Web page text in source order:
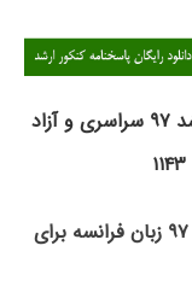
دانلود رایگان سؤالات آزمون کارشناسی ارشد ۹۷ سراسری و آزاد
پاسخنامه کلیدی سؤالات کارشناسی ارشد ۹۷ زبان فرانسه برای